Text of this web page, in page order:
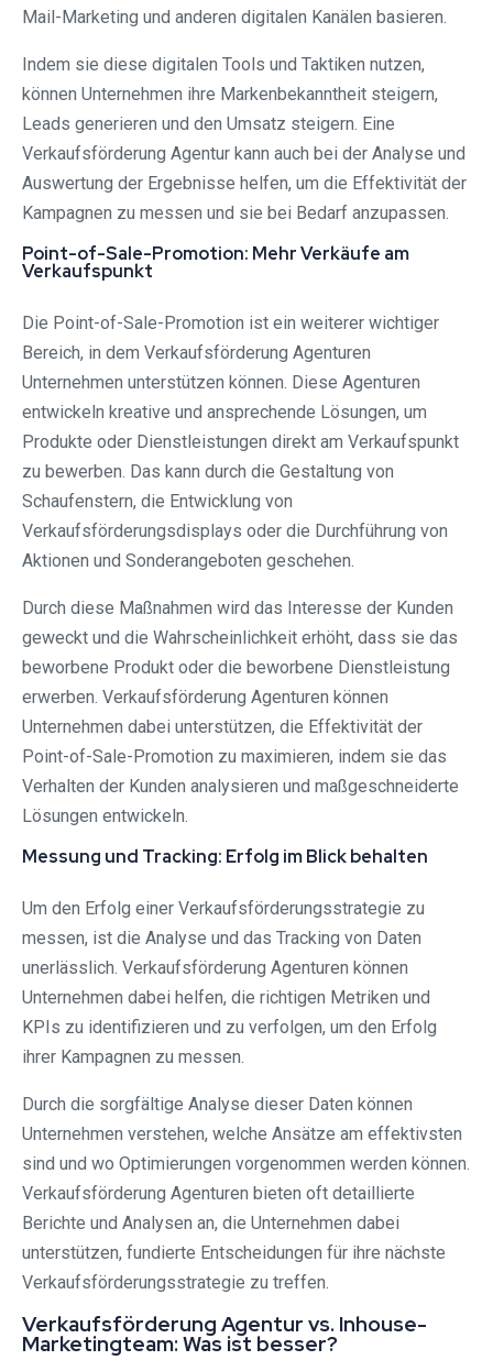
Mail-Marketing und anderen digitalen Kanälen basieren.
Indem sie diese digitalen Tools und Taktiken nutzen,
können Unternehmen ihre Markenbekanntheit steigern,
Leads generieren und den Umsatz steigern. Eine
Verkaufsförderung Agentur kann auch bei der Analyse und
Auswertung der Ergebnisse helfen, um die Effektivität der
Kampagnen zu messen und sie bei Bedarf anzupassen.
Point-of-Sale-Promotion: Mehr Verkäufe am
Verkaufspunkt
Die Point-of-Sale-Promotion ist ein weiterer wichtiger
Bereich, in dem Verkaufsförderung Agenturen
Unternehmen unterstützen können. Diese Agenturen
entwickeln kreative und ansprechende Lösungen, um
Produkte oder Dienstleistungen direkt am Verkaufspunkt
zu bewerben. Das kann durch die Gestaltung von
Schaufenstern, die Entwicklung von
Verkaufsförderungsdisplays oder die Durchführung von
Aktionen und Sonderangeboten geschehen.
Durch diese Maßnahmen wird das Interesse der Kunden
geweckt und die Wahrscheinlichkeit erhöht, dass sie das
beworbene Produkt oder die beworbene Dienstleistung
erwerben. Verkaufsförderung Agenturen können
Unternehmen dabei unterstützen, die Effektivität der
Point-of-Sale-Promotion zu maximieren, indem sie das
Verhalten der Kunden analysieren und maßgeschneiderte
Lösungen entwickeln.
Messung und Tracking: Erfolg im Blick behalten
Um den Erfolg einer Verkaufsförderungsstrategie zu
messen, ist die Analyse und das Tracking von Daten
unerlässlich. Verkaufsförderung Agenturen können
Unternehmen dabei helfen, die richtigen Metriken und
KPIs zu identifizieren und zu verfolgen, um den Erfolg
ihrer Kampagnen zu messen.
Durch die sorgfältige Analyse dieser Daten können
Unternehmen verstehen, welche Ansätze am effektivsten
sind und wo Optimierungen vorgenommen werden können.
Verkaufsförderung Agenturen bieten oft detaillierte
Berichte und Analysen an, die Unternehmen dabei
unterstützen, fundierte Entscheidungen für ihre nächste
Verkaufsförderungsstrategie zu treffen.
Verkaufsförderung Agentur vs. Inhouse-
Marketingteam: Was ist besser?